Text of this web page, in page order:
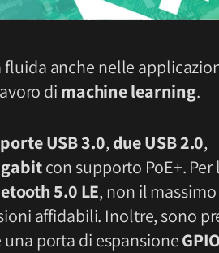
fluida anche nelle
di machine learning.
USB 3.0,due USB 2.0,
con supporto PoE+. Per
5.0 LE, non il
affidabili. Inoltre, sono
porta di espansioneGPIO